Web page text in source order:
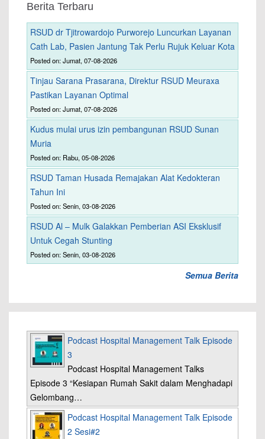
Berita Terbaru
RSUD dr Tjitrowardojo Purworejo Luncurkan Layanan
Cath Lab, Pasien Jantung Tak Perlu Rujuk Keluar Kota
Posted on: Jumat, 07-08-2026
Tinjau Sarana Prasarana, Direktur RSUD Meuraxa
Pastikan Layanan Optimal
Posted on: Jumat, 07-08-2026
Kudus mulai urus izin pembangunan RSUD Sunan
Muria
Posted on: Rabu, 05-08-2026
RSUD Taman Husada Remajakan Alat Kedokteran
Tahun Ini
Posted on: Senin, 03-08-2026
RSUD Al – Mulk Galakkan Pemberian ASI Eksklusif
Untuk Cegah Stunting
Posted on: Senin, 03-08-2026
Semua Berita
Podcast Hospital Management Talk Episode
3
Podcast Hospital Management Talks
Episode 3 “Kesiapan Rumah Sakit dalam Menghadapi
Gelombang…
Podcast Hospital Management Talk Episode
2 Sesi#2